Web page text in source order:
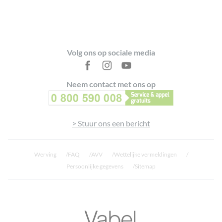
Volg ons op sociale media
Neem contact met ons op
> Stuur ons een bericht
Werving FAQ AVV
Wettelijke vermeldingen
Persoonlijke gegevens
Sitemap